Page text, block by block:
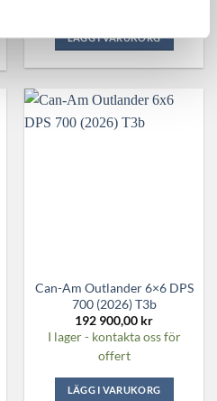
LÄGG I VARUKORG
Can-Am Outlander 6×6 DPS
700 (2026) T3b
192 900,00 kr
I lager - kontakta oss för
offert
LÄGG I VARUKORG